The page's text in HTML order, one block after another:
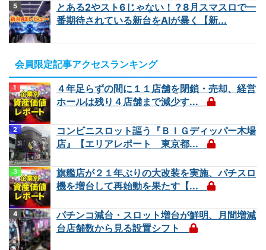
とある2やスト6じゃない！？8月スマスロで一
番期待されている新台をAIが暴く【新...
会員限定記事アクセスランキング
４年足らずの間に１１店舗を閉鎖・売却、経営
ホールは残り４店舗まで減少す...
コンビニスロット謳う『ＢＩＧディッパー木場
店』【エリアレポート 東京都...
旗艦店が２１年ぶりの大改装を実施、パチスロ
機を増台して再始動を果たす【...
パチンコ減台・スロット増台が鮮明、月間増減
台店舗数から見る設置シフト